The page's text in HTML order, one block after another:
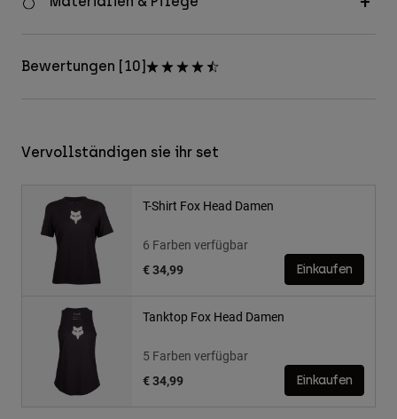
Bewertungen [10]
Vervollständigen sie ihr set
T-Shirt Fox Head Damen
6 Farben verfügbar
€ 34,99
Einkaufen
Tanktop Fox Head Damen
5 Farben verfügbar
€ 34,99
Einkaufen